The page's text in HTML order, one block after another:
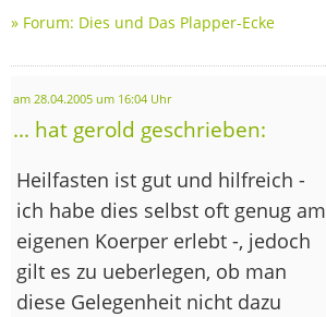
» Forum: Dies und Das Plapper-Ecke
am 28.04.2005 um 16:04 Uhr
... hat gerold geschrieben:
Heilfasten ist gut und hilfreich -
ich habe dies selbst oft genug am
eigenen Koerper erlebt -, jedoch
gilt es zu ueberlegen, ob man
diese Gelegenheit nicht dazu